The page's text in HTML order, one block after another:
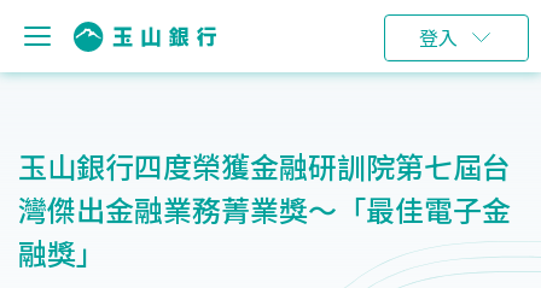
登入
玉山銀行四度榮獲金融研訓院第七屆台
灣傑出金融業務菁業獎～「最佳電子金
融獎」